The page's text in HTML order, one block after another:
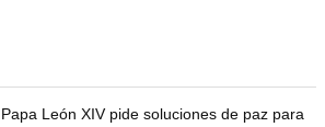
Papa León XIV pide soluciones de paz para